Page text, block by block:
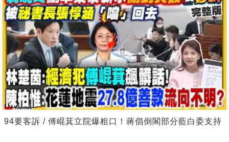
94要客訴 / 傅崐萁立院爆粗口！蔣倡倒閣部分藍白委支持